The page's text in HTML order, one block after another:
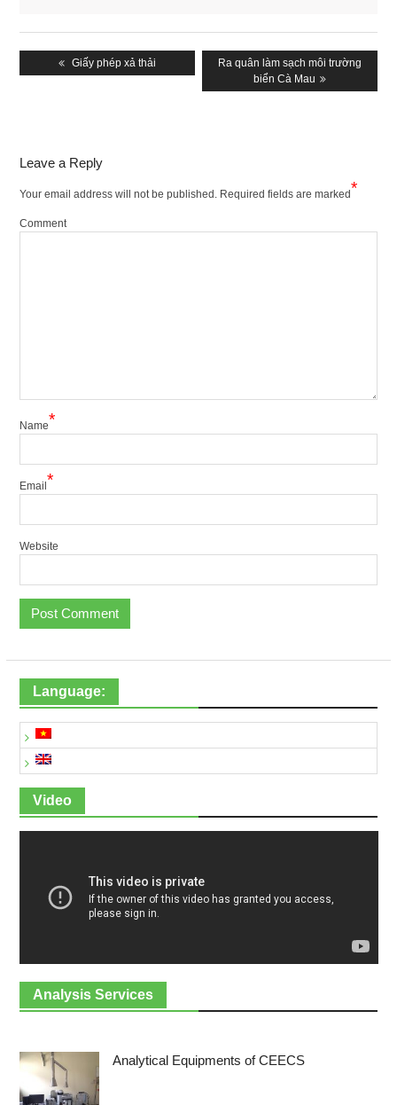
navigationPrevious
post:
Giấy phép xả thải
Next
Ra quân làm sạch môi trường
biển Cà Mau
Leave a Reply
Your email address will not be published.Required fields are marked*
Comment
Name*
Email *
Website
Language:
Video
Analysis Services
Analytical Equipments of CEECS